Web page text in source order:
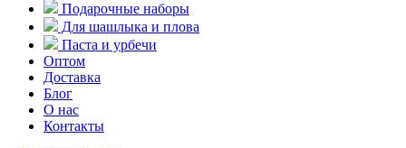
Подарочные наборы
Для шашлыка и плова
Паста и урбечи
Оптом
Доставка
Блог
О нас
Контакты